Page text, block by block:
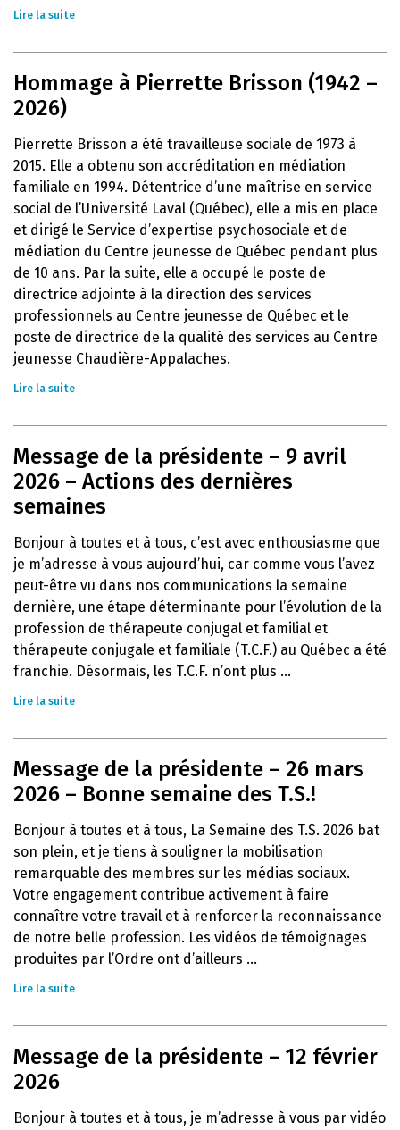
Lire la suite
Hommage à Pierrette Brisson (1942 –
2026)
Pierrette Brisson a été travailleuse sociale de 1973 à
2015. Elle a obtenu son accréditation en médiation
familiale en 1994. Détentrice d’une maîtrise en service
social de l’Université Laval (Québec), elle a mis en place
et dirigé le Service d’expertise psychosociale et de
médiation du Centre jeunesse de Québec pendant plus
de 10 ans. Par la suite, elle a occupé le poste de
directrice adjointe à la direction des services
professionnels au Centre jeunesse de Québec et le
poste de directrice de la qualité des services au Centre
jeunesse Chaudière-Appalaches.
Lire la suite
Message de la présidente – 9 avril
2026 – Actions des dernières
semaines
Bonjour à toutes et à tous, c’est avec enthousiasme que
je m’adresse à vous aujourd’hui, car comme vous l’avez
peut-être vu dans nos communications la semaine
dernière, une étape déterminante pour l’évolution de la
profession de thérapeute conjugal et familial et
thérapeute conjugale et familiale (T.C.F.) au Québec a été
franchie. Désormais, les T.C.F. n’ont plus ...
Lire la suite
Message de la présidente – 26 mars
2026 – Bonne semaine des T.S.!
Bonjour à toutes et à tous, La Semaine des T.S. 2026 bat
son plein, et je tiens à souligner la mobilisation
remarquable des membres sur les médias sociaux.
Votre engagement contribue activement à faire
connaître votre travail et à renforcer la reconnaissance
de notre belle profession. Les vidéos de témoignages
produites par l’Ordre ont d’ailleurs ...
Lire la suite
Message de la présidente – 12 février
2026
Bonjour à toutes et à tous, je m’adresse à vous par vidéo